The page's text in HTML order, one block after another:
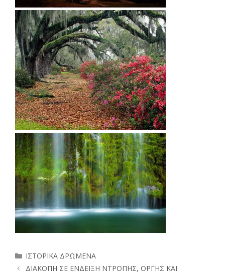
Κατηγορίες
ΙΣΤΟΡΙΚΑ ΔΡΩΜΕΝΑ
ΔΙΑΚΟΠΗ ΣΕ ΕΝΔΕΙΞΗ ΝΤΡΟΠΗΣ, ΟΡΓΗΣ ΚΑΙ